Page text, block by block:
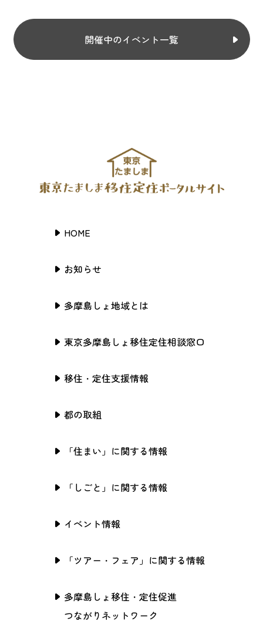
開催中のイベント一覧
HOME
お知らせ
多摩島しょ地域とは
東京多摩島しょ移住定住相談窓口
移住・定住支援情報
都の取組
「住まい」に関する情報
「しごと」に関する情報
イベント情報
「ツアー・フェア」に関する情報
多摩島しょ移住・定住促進
つながりネットワーク